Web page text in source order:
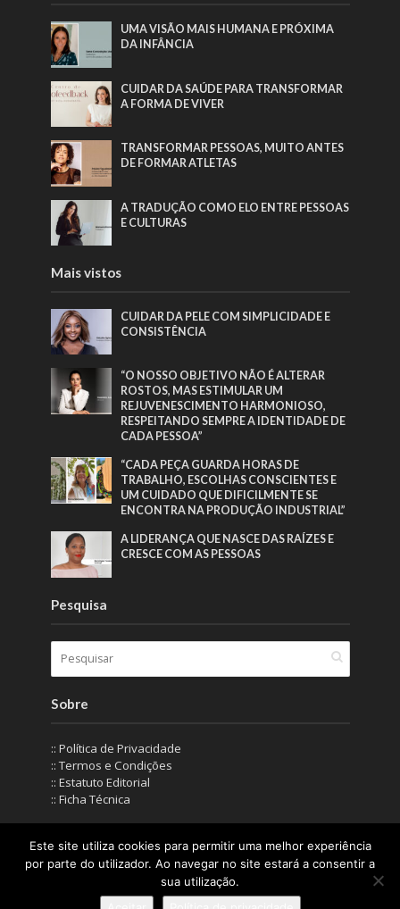
UMA VISÃO MAIS HUMANA E PRÓXIMA
DA INFÂNCIA
CUIDAR DA SAÚDE PARA TRANSFORMAR
A FORMA DE VIVER
TRANSFORMAR PESSOAS, MUITO ANTES
DE FORMAR ATLETAS
A TRADUÇÃO COMO ELO ENTRE PESSOAS
E CULTURAS
Mais vistos
CUIDAR DA PELE COM SIMPLICIDADE E
CONSISTÊNCIA
“O NOSSO OBJETIVO NÃO É ALTERAR
ROSTOS, MAS ESTIMULAR UM
REJUVENESCIMENTO HARMONIOSO,
RESPEITANDO SEMPRE A IDENTIDADE DE
CADA PESSOA”
“CADA PEÇA GUARDA HORAS DE
TRABALHO, ESCOLHAS CONSCIENTES E
UM CUIDADO QUE DIFICILMENTE SE
ENCONTRA NA PRODUÇÃO INDUSTRIAL”
A LIDERANÇA QUE NASCE DAS RAÍZES E
CRESCE COM AS PESSOAS
Pesquisa
Sobre
:: Política de Privacidade
:: Termos e Condições
:: Estatuto Editorial
:: Ficha Técnica
© IN Corporate Magazine 2019-2026. Todos os direitos
reservados.
Este site utiliza cookies para permitir uma melhor experiência
por parte do utilizador. Ao navegar no site estará a consentir a
sua utilização.